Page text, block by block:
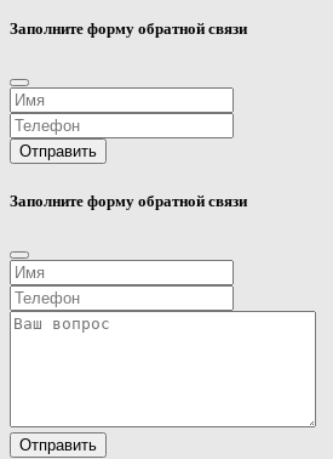
Заполните форму обратной связи
Отправить
Заполните форму обратной связи
Отправить